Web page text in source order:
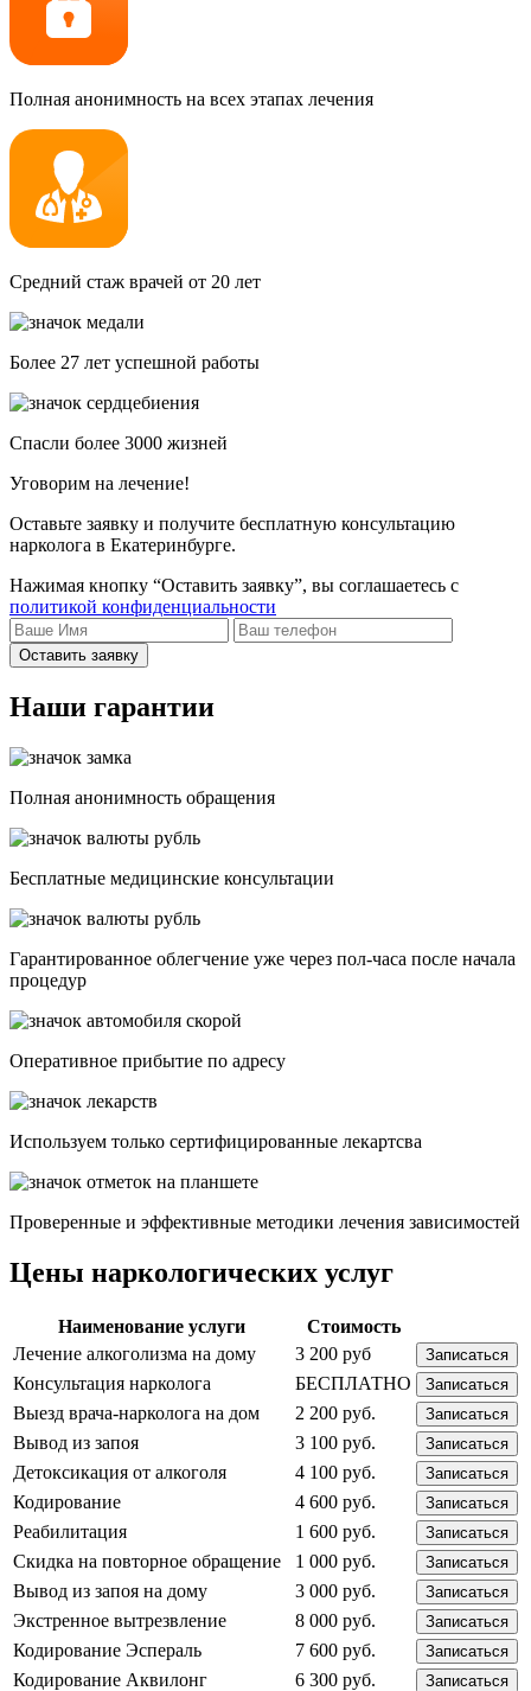
Полная анонимность на всех этапах лечения
Средний стаж врачей от 20 лет
Более 27 лет успешной работы
Спасли более 3000 жизней
Уговорим на лечение!
Оставьте заявку и получите бесплатную консультацию
нарколога в Екатеринбурге.
Нажимая кнопку “Оставить заявку”, вы соглашаетесь с
политикой конфиденциальности
Оставить заявку
Наши гарантии
Полная анонимность обращения
Бесплатные медицинские консультации
Гарантированное облегчение уже через пол-часа после начала
процедур
Опеpативное прибытие по адресу
Используем только сертифицированные лекартсва
Проверенные и эффективные методики лечения зависимостей
Цены наркологических услуг
Наименование услуги
Стоимость
Лечение алкоголизма на дому
3 200 руб Записаться
Консультация нарколога БЕСПЛАТНО Записаться
Выезд врача-нарколога на дом 2 200 руб. Записаться
Вывод из запоя 3 100 руб. Записаться
Детоксикация от алкоголя 4 100 руб. Записаться
Кодирование 4 600 руб. Записаться
Реабилитация 1 600 руб. Записаться
Скидка на повторное обращение 1 000 руб. Записаться
Вывод из запоя на дому 3 000 руб. Записаться
Экстренное вытрезвление 8 000 руб. Записаться
Кодирование Эспераль 7 600 руб. Записаться
Кодирование Аквилонг 6 300 руб. Записаться